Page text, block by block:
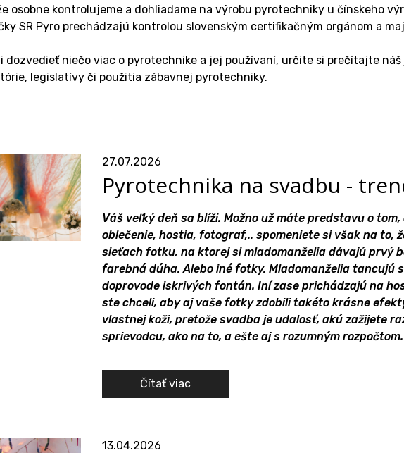
osobne kontrolujeme a dohliadame na výrobu pyrotechniky u čínskeho
SR Pyro prechádzajú kontrolou slovenským certifikačným orgánom a
dozvedieť niečo viac o pyrotechnike a jej používaní, určite si prečítajte náš
legislatívy či použitia zábavnej pyrotechniky.
27.07.2026
Pyrotechnika na svadbu -
Váš veľký deň sa blíži. Možno už máte predstavu o
oblečenie, hostia, fotograf,.. spomeniete si však na to,
sieťach fotku, na ktorej si mladomanželia dávajú prvý
farebná dúha. Alebo iné fotky. Mladomanželia tancujú
doprovode iskrivých fontán. Iní zase prichádzajú na
ste chceli, aby aj vaše fotky zdobili takéto krásne
vlastnej koži, pretože svadba je udalosť, akú zažijete
sprievodcu, ako na to, a ešte aj s rozumným rozpočtom.
Čítať viac
13.04.2026